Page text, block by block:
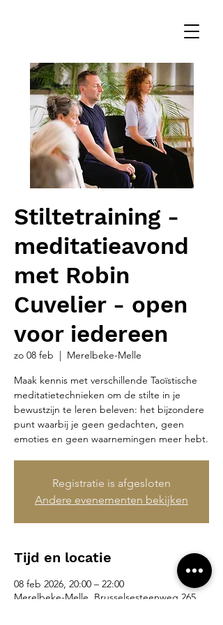
Stiltetraining -
meditatieavond
met Robin
Cuvelier - open
voor iedereen
zo 08 feb
  |
Merelbeke-Melle
Maak kennis met verschillende Taoïstische
meditatietechnieken om de stilte in je
bewustzijn te leren beleven: het bijzondere
punt waarbij je geen gedachten, geen
emoties en geen waarnemingen meer hebt.
Registratie is afgesloten
Andere evenementen bekijken
Tijd en locatie
08 feb 2026, 20:00 – 22:00
Merelbeke-Melle, Brusselsesteenweg 265,